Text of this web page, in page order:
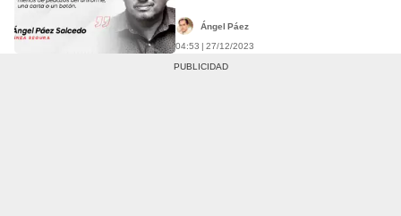
Ángel Páez
04:53 | 27/12/2023